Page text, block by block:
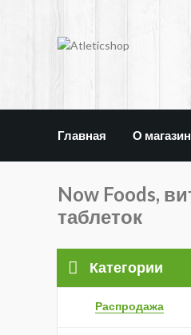
Главная О
Now Foods,
таблеток
Категории
Распродажа